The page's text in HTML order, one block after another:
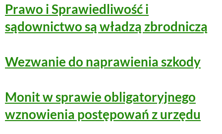
Prawo i Sprawiedliwość i
sądownictwo są władzą zbrodniczą
Wezwanie do naprawienia szkody
Monit w sprawie obligatoryjnego
wznowienia postępowań z urzędu